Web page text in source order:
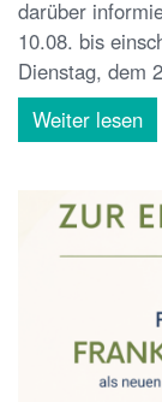
darüber
10.08. bis
Dienstag, dem
Weiter lesen